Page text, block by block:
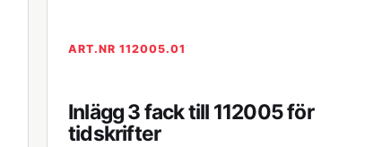
ART.NR 112005.01
Inlägg 3 fack till 112005 för
tidskrifter